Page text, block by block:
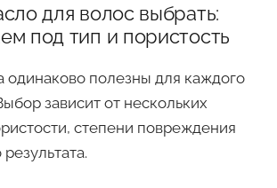
для волос выбрать:
под тип и пористость
одинаково полезны для каждого
зависит от нескольких
степени повреждения